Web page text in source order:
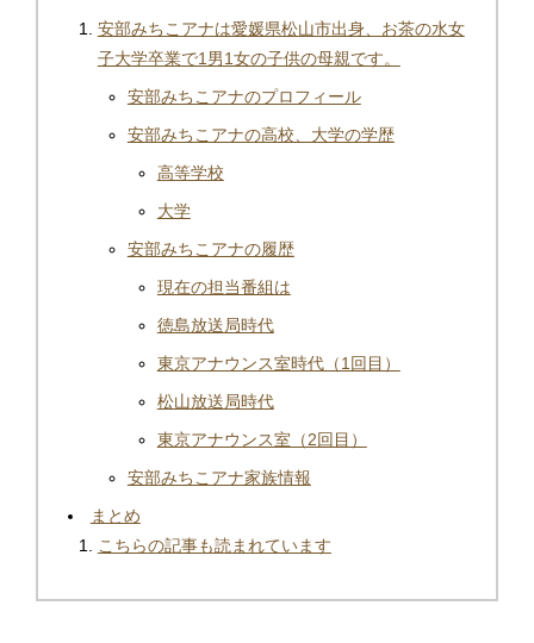
安部みちこアナは愛媛県松山市出身、お茶の水女
子大学卒業で1男1女の子供の母親です。
安部みちこアナのプロフィール
安部みちこアナの高校、大学の学歴
高等学校
大学
安部みちこアナの履歴
現在の担当番組は
徳島放送局時代
東京アナウンス室時代（1回目）
松山放送局時代
東京アナウンス室（2回目）
安部みちこアナ家族情報
まとめ
こちらの記事も読まれています